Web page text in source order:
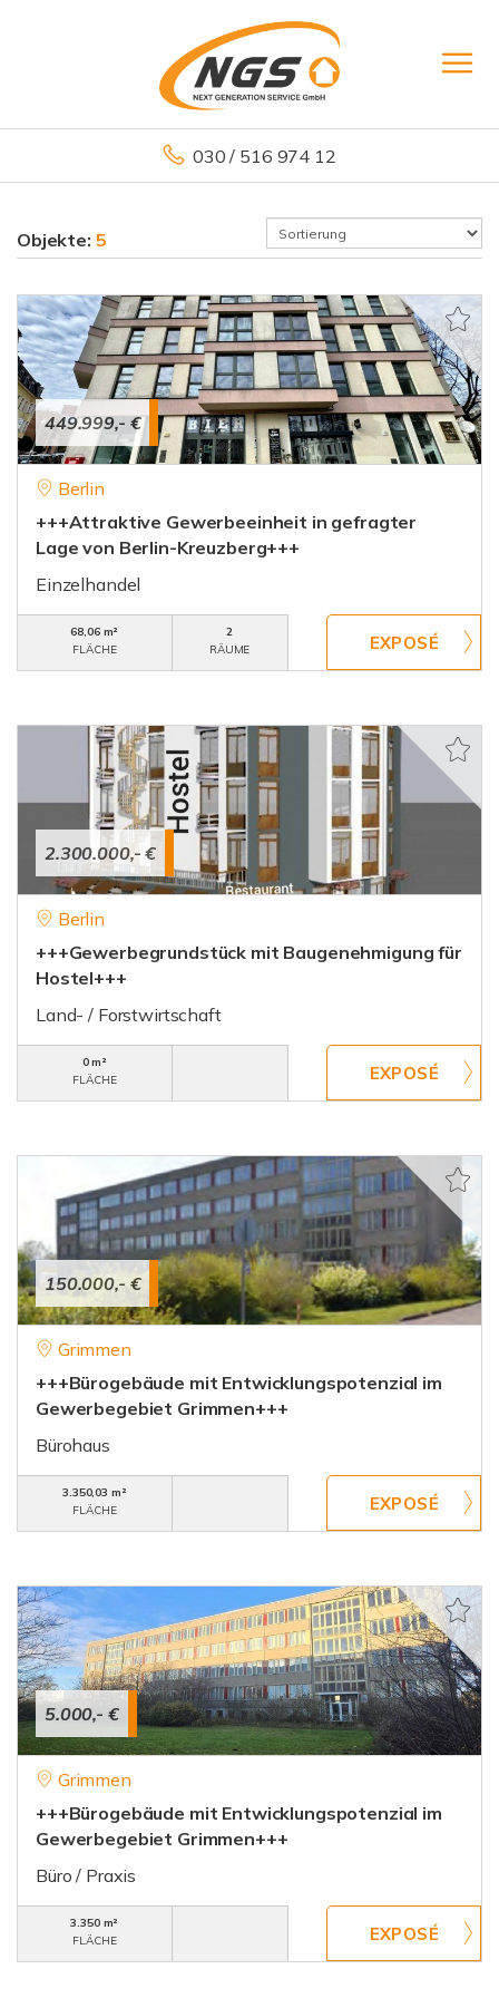
030 / 516 974 12
Objekte: 5
449.999,- €
Berlin
+++Attraktive Gewerbeeinheit in gefragter
Lage von Berlin-Kreuzberg+++
Einzelhandel
68,06 m²
FLÄCHE
2
RÄUME
2.300.000,- €
Berlin
+++Gewerbegrundstück mit Baugenehmigung für
Hostel+++
Land- / Forstwirtschaft
0 m²
FLÄCHE
150.000,- €
Grimmen
+++Bürogebäude mit Entwicklungspotenzial im
Gewerbegebiet Grimmen+++
Bürohaus
3.350,03 m²
FLÄCHE
5.000,- €
Grimmen
+++Bürogebäude mit Entwicklungspotenzial im
Gewerbegebiet Grimmen+++
Büro / Praxis
3.350 m²
FLÄCHE